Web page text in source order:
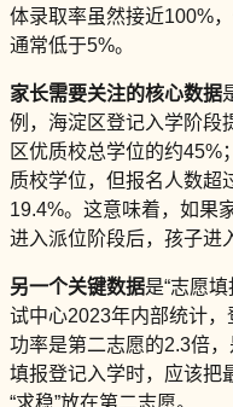
体录取率虽然接近100%
通常低于5%。
家长需要关注的核心数据
例，海淀区登记入学阶段
区优质校总学位的约45%
质校学位，但报名人数超
19.4%。这意味着，如果
进入派位阶段后，孩子进
另一个关键数据是“志愿
试中心2023年内部统计
功率是第二志愿的2.3倍
填报登记入学时，应该把